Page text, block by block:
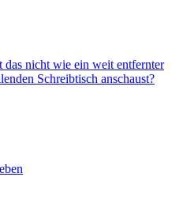
nicht wie ein weit entfernter
Schreibtisch anschaust?